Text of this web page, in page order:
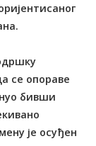
се опораве
бивши
је осуђен